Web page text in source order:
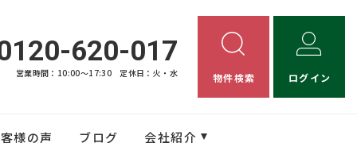
620-017
営業時間：10:00〜17:30 定休日：火・水 物件検索 ログイン
様の声 ブログ 会社紹介